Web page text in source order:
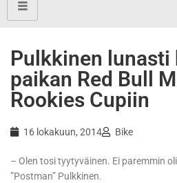
Pulkkinen lunasti
paikan Red Bull
Rookies Cupiin
16 lokakuun, 2014 Bike
– Olen tosi tyytyväinen. Ei paremmin
”Postman” Pulkkinen.